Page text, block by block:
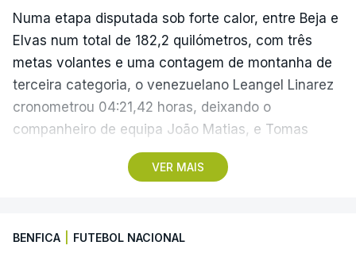
VER MAIS
Numa etapa disputada sob forte calor, entre Beja e
Elvas num total de 182,2 quilómetros, com três
metas volantes e uma contagem de montanha de
terceira categoria, o venezuelano Leangel Linarez
cronometrou 04:21,42 horas, deixando o
companheiro de equipa João Matias, e Tomas
Contte, da Aviludo-Louletano-Loulé, nas segunda e
terceira posições, respetivamente.
primeira chegada em alto, à Torre na Serra da
BENFICA FUTEBOL NACIONAL